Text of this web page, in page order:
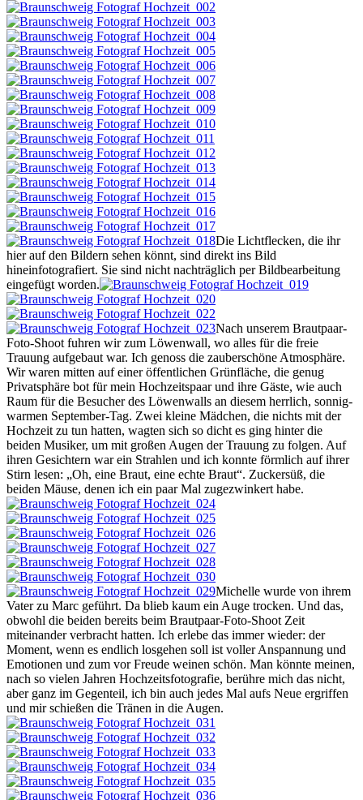
Die Lichtflecken, die ihr
hier auf den Bildern sehen könnt, sind direkt ins Bild
hineinfotografiert. Sie sind nicht nachträglich per Bildbearbeitung
eingefügt worden.
Nach unserem Brautpaar-
Foto-Shoot fuhren wir zum Löwenwall, wo alles für die freie
Trauung aufgebaut war. Ich genoss die zauberschöne Atmosphäre.
Wir waren mitten auf einer öffentlichen Grünfläche, die genug
Privatsphäre bot für mein Hochzeitspaar und ihre Gäste, wie auch
Raum für die Besucher des Löwenwalls an diesem herrlich, sonnig-
warmen September-Tag. Zwei kleine Mädchen, die nichts mit der
Hochzeit zu tun hatten, wagten sich so dicht es ging hinter die
beiden Musiker, um mit großen Augen der Trauung zu folgen. Auf
ihren Gesichtern war ein Strahlen und ich konnte förmlich auf ihrer
Stirn lesen: „Oh, eine Braut, eine echte Braut“. Zuckersüß, die
beiden Mäuse, denen ich ein paar Mal zugezwinkert habe.
Michelle wurde von ihrem
Vater zu Marc geführt. Da blieb kaum ein Auge trocken. Und das,
obwohl die beiden bereits beim Brautpaar-Foto-Shoot Zeit
miteinander verbracht hatten. Ich erlebe das immer wieder: der
Moment, wenn es endlich losgehen soll ist voller Anspannung und
Emotionen und zum vor Freude weinen schön. Man könnte meinen,
nach so vielen Jahren Hochzeitsfotografie, berühre mich das nicht,
aber ganz im Gegenteil, ich bin auch jedes Mal aufs Neue ergriffen
und mir schießen die Tränen in die Augen.